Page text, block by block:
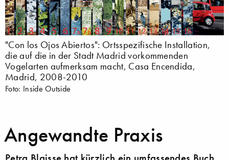
"Con los Ojos Abiertos": Ortsspezifische Installation,
die auf die in der Stadt Madrid vorkommenden
Vogelarten aufmerksam macht, Casa Encendida,
Madrid, 2008-2010
Foto: Inside Outside
Angewandte Praxis